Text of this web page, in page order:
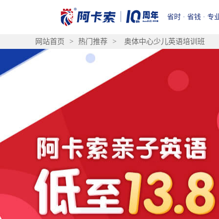
省时 · 省钱 · 专
网站首页 > 热门推荐 > 奥体中心少儿英语培训班